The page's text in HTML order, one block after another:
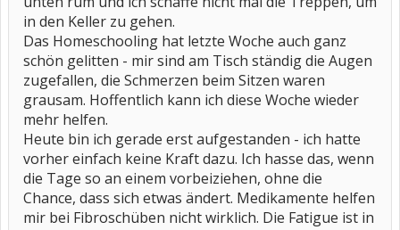
in den Keller zu gehen.
Das Homeschooling hat letzte Woche auch ganz
schön gelitten - mir sind am Tisch ständig die Augen
zugefallen, die Schmerzen beim Sitzen waren
grausam. Hoffentlich kann ich diese Woche wieder
mehr helfen.
Heute bin ich gerade erst aufgestanden - ich hatte
vorher einfach keine Kraft dazu. Ich hasse das, wenn
die Tage so an einem vorbeiziehen, ohne die
Chance, dass sich etwas ändert. Medikamente helfen
mir bei Fibroschüben nicht wirklich. Die Fatigue ist in